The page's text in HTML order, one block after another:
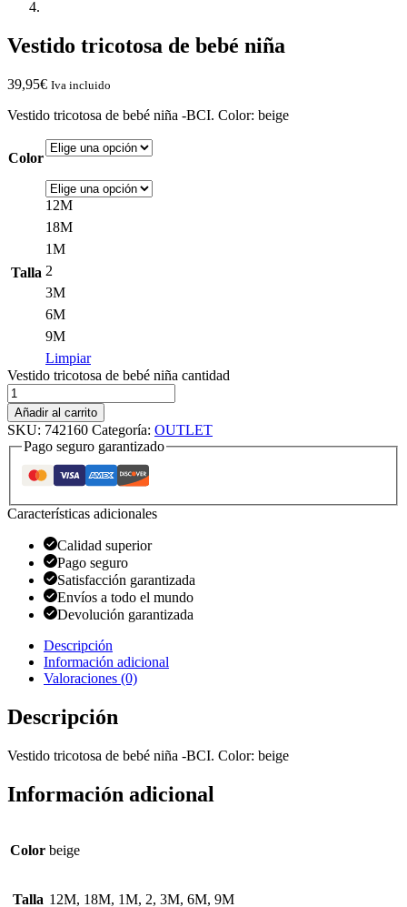
Vestido tricotosa de bebé niña
39,95€ Iva incluido
Vestido tricotosa de bebé niña -BCI. Color: beige
Color
Talla
12M
18M
1M
2
3M
6M
9M
Limpiar
Vestido tricotosa de bebé niña cantidad
Añadir al carrito
SKU: 742160 Categoría: OUTLET
Pago seguro garantizado
Características adicionales
Calidad superior
Pago seguro
Satisfacción garantizada
Envíos a todo el mundo
Devolución garantizada
Descripción
Información adicional
Valoraciones (0)
Descripción
Vestido tricotosa de bebé niña -BCI. Color: beige
Información adicional
Color beige
Talla 12M, 18M, 1M, 2, 3M, 6M, 9M